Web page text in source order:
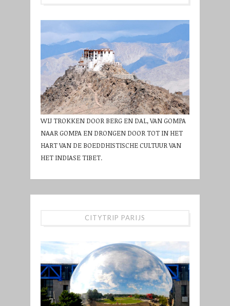
WIJ TROKKEN DOOR BERG EN DAL, VAN GOMPA
NAAR GOMPA EN DRONGEN DOOR TOT IN HET
HART VAN DE BOEDDHISTISCHE CULTUUR VAN
HET INDIASE TIBET.
CITYTRIP PARIJS